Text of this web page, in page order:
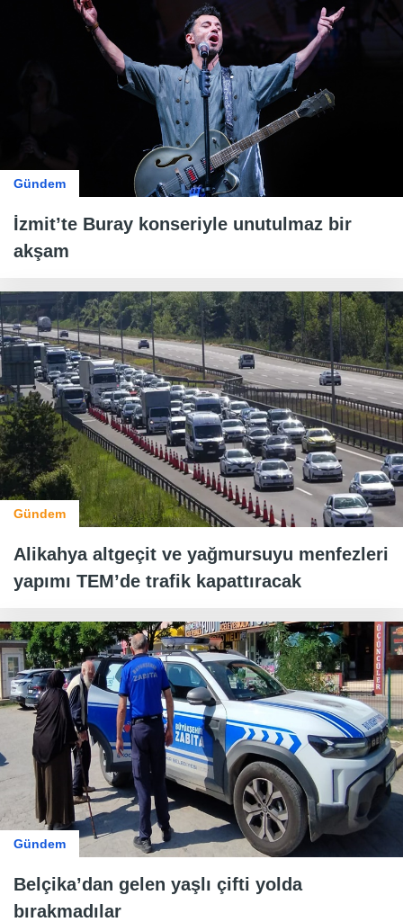
Gündem
İzmit’te Buray konseriyle unutulmaz bir
akşam
Gündem
Alikahya altgeçit ve yağmursuyu menfezleri
yapımı TEM’de trafik kapattıracak
Gündem
Belçika’dan gelen yaşlı çifti yolda
bırakmadılar